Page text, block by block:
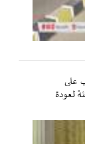
على
لعودة